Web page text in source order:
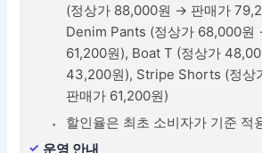
(정상가 88,000원 → 판매가
Denim Pants (정상가 68,000원
61,200원), Boat T (정상가
43,200원), Stripe Shorts (정상
판매가 61,200원)
할인율은 최초 소비자가 기준 적
운영 안내